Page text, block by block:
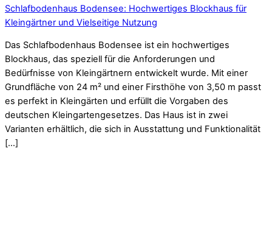
Schlafbodenhaus Bodensee: Hochwertiges Blockhaus für
Kleingärtner und Vielseitige Nutzung
Das Schlafbodenhaus Bodensee ist ein hochwertiges
Blockhaus, das speziell für die Anforderungen und
Bedürfnisse von Kleingärtnern entwickelt wurde. Mit einer
Grundfläche von 24 m² und einer Firsthöhe von 3,50 m passt
es perfekt in Kleingärten und erfüllt die Vorgaben des
deutschen Kleingartengesetzes. Das Haus ist in zwei
Varianten erhältlich, die sich in Ausstattung und Funktionalität
[…]